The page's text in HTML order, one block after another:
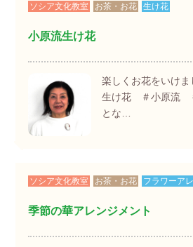
ソシア文化教室 お茶・お花 生け花
小原流生け花
楽しくお花をいけ
生け花 ＃小原流
とな…
ソシア文化教室 お茶・お花 フラワーア
季節の華アレンジメント